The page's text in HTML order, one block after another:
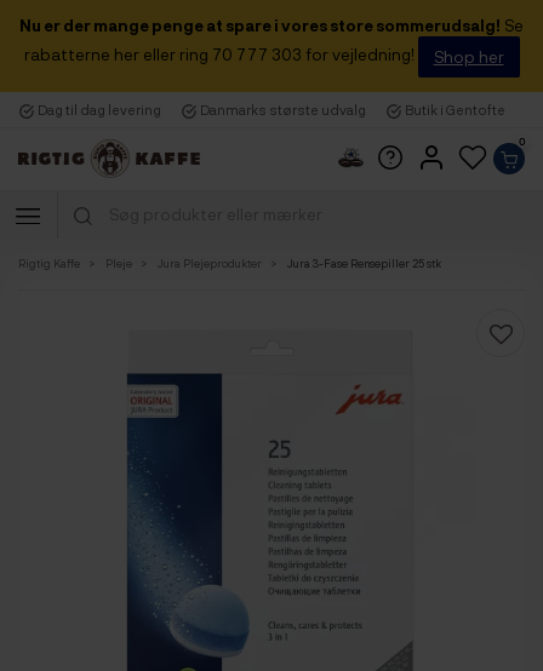
Nu er der mange penge at spare i vores store sommerudsalg! Se
rabatterne her eller ring 70 777 303 for vejledning!
Shop her
Dag til dag levering Danmarks største udvalg Butik i Gentofte
0
Rigtig Kaffe Pleje Jura Plejeprodukter Jura 3-Fase Rensepiller 25 stk